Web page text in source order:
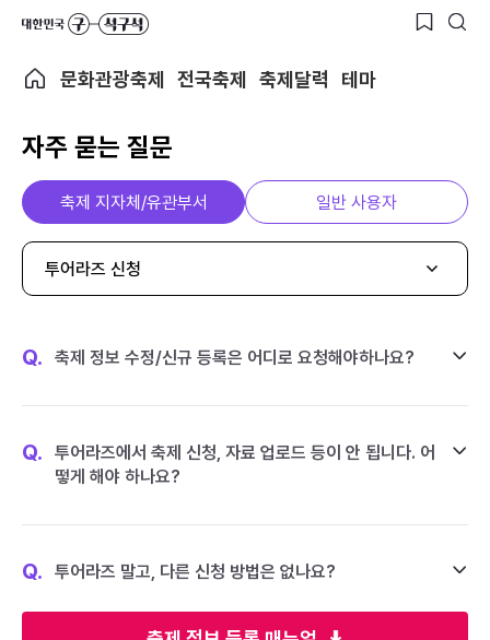
문화관광축제 전국축제 축제달력 테마
자주 묻는 질문
축제 지자체/유관부서 일반 사용자
투어라즈 신청
Q. 축제 정보 수정/신규 등록은 어디로 요청해야하나요?
Q.
투어라즈에서 축제 신청, 자료 업로드 등이 안 됩니다. 어
떻게 해야 하나요?
Q. 투어라즈 말고, 다른 신청 방법은 없나요?